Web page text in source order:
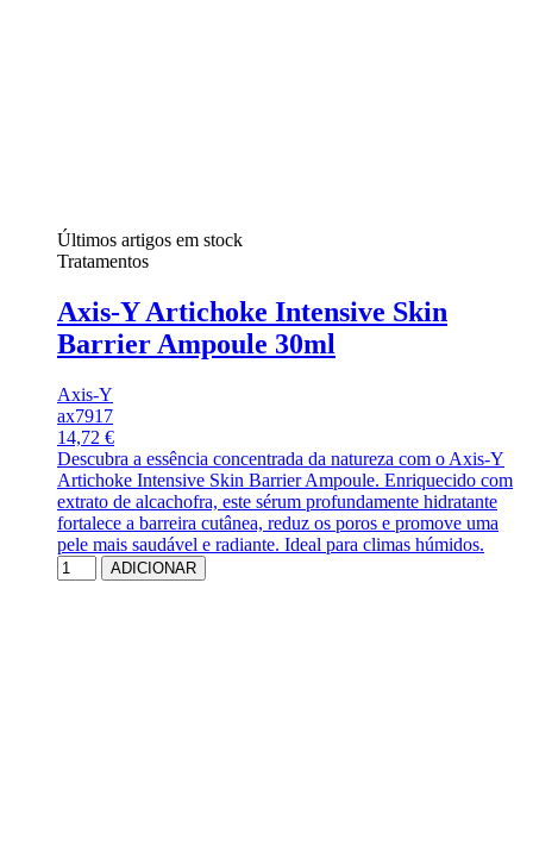
Últimos artigos em stock
Tratamentos
Axis-Y Artichoke Intensive Skin
Barrier Ampoule 30ml
Axis-Y
ax7917
14,72 €
Descubra a essência concentrada da natureza com o Axis-Y
Artichoke Intensive Skin Barrier Ampoule. Enriquecido com
extrato de alcachofra, este sérum profundamente hidratante
fortalece a barreira cutânea, reduz os poros e promove uma
pele mais saudável e radiante. Ideal para climas húmidos.
ADICIONAR